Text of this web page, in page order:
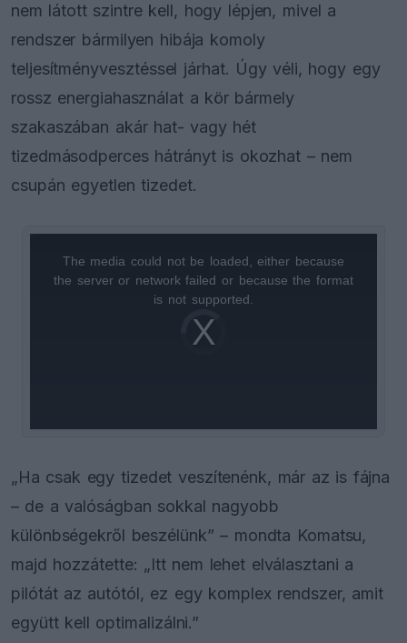
nem látott szintre kell, hogy lépjen, mivel a
rendszer bármilyen hibája komoly
teljesítményvesztéssel járhat. Úgy véli, hogy egy
rossz energiahasználat a kör bármely
szakaszában akár hat- vagy hét
tizedmásodperces hátrányt is okozhat – nem
csupán egyetlen tizedet.
Video
Player
loading.
The media could not be loaded, either because
the server or network failed or because the format
is not supported.
„Ha csak egy tizedet veszítenénk, már az is fájna
– de a valóságban sokkal nagyobb
különbségekről beszélünk” – mondta Komatsu,
majd hozzátette: „Itt nem lehet elválasztani a
pilótát az autótól, ez egy komplex rendszer, amit
együtt kell optimalizálni.”